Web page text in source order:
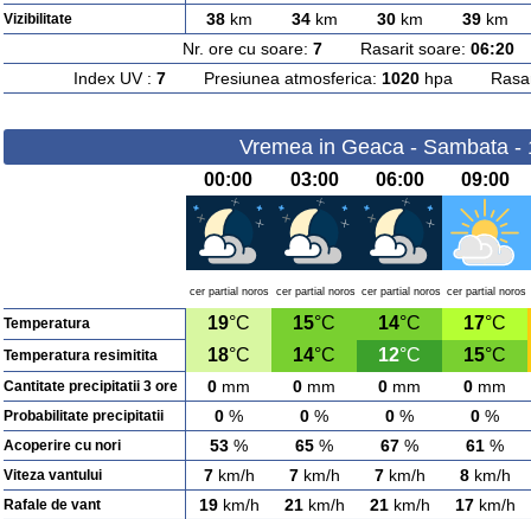
Vizibilitate 38km 34km 30km 39km
Nr. ore cu soare: 7Rasarit soare: 06:20
Index UV : 7Presiunea atmosferica: 1020hpa
Vremea in Geaca - Sambata -
00:00 03:00 06:00 09:00
cer partial noros cer partial noros cer partial noros cer partial noros
Temperatura 19°C 15°C 14°C 17°C
Temperatura resimitita 18°C 14°C 12°C 15°C
Cantitate precipitatii 3 ore 0 mm 0 mm 0 mm 0 mm
Probabilitate precipitatii 0 % 0 % 0 % 0 %
Acoperire cu nori 53 % 65 % 67 % 61 %
Viteza vantului 7km/h 7km/h 7km/h 8km/h
Rafale de vant 19km/h 21km/h 21km/h 17km/h